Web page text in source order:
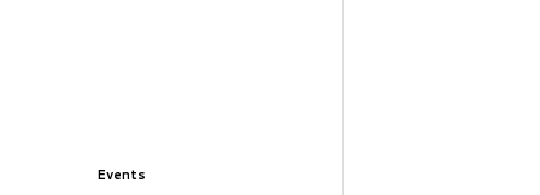
Events